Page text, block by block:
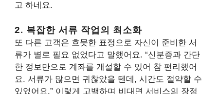
고 하네요.
2. 복잡한 서류 작업의 최소화
또 다른 고객은 흐뭇한 표정으로 자신이 준비한 서
류가 별로 필요 없었다고 말했어요. “신분증과 간단
한 정보만으로 계좌를 개설할 수 있어 참 편리했어
요. 서류가 많으면 귀찮았을 텐데, 시간도 절약할 수
있었어요.” 이렇게 고백하며 비대면 서비스의 장점